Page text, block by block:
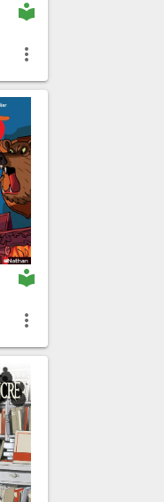
local_library
more_vert
local_library
more_vert